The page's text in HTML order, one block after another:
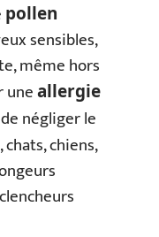
pollen
sensibles,
même hors
uneallergie
négliger le
, chats, chiens,